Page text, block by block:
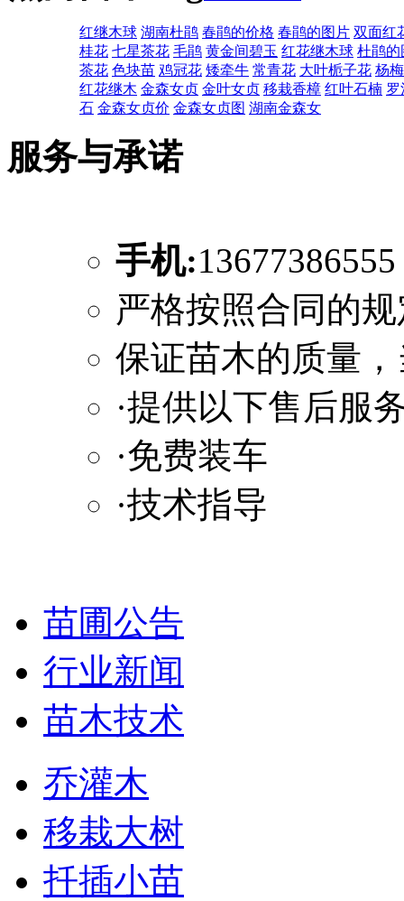
红继木球 湖南杜鹃 春鹃的价格 春鹃的图片 双面红
桂花 七星茶花 毛鹃 黄金间碧玉 红花继木球 杜鹃的
茶花 色块苗 鸡冠花 矮牵牛 常青花 大叶栀子花 杨梅
红花继木 金森女贞 金叶女贞 移栽香樟 红叶石楠 罗
石 金森女贞价 金森女贞图 湖南金森女
服务与承诺
手机:
严格按照合同的
保证苗木的质量
·提供以下售后服
·免费装车
·技术指导
苗圃公告
行业新闻
苗木技术
乔灌木
移栽大树
扦插小苗